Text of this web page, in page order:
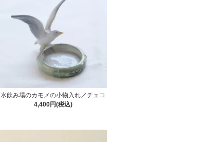
水飲み場のカモメの小物入れ／チェコ
4,400円(税込)